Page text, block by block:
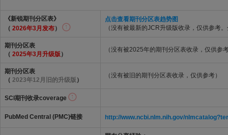
《新锐期刊分区表》
（ 2026年3月发布）
点击查看期刊分区表趋势图
（没有被最新的JCR升级版收录，仅供参考
期刊分区表
（ 2025年3月升级版 ）
（没有被2025年的期刊分区表收录，仅供参
期刊分区表
（ 2023年12月旧的升级版 ）
（没有被旧的期刊分区表收录，仅供参考）
SCI期刊收录coverage
PubMed Central (PMC)链接 http://www.ncbi.nlm.nih.gov/